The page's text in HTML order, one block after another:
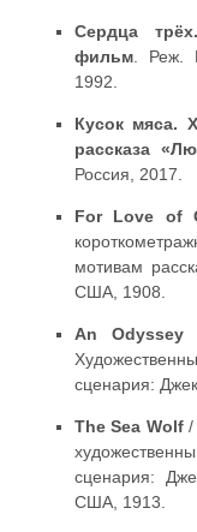
Сердца
фильм . Реж.
1992.
Кусок мяса.
рассказа
Россия, 2017.
For Love of
мотивам
США, 1908.
An
сценария:
The Sea Wolf/
сценария:
США, 1913.